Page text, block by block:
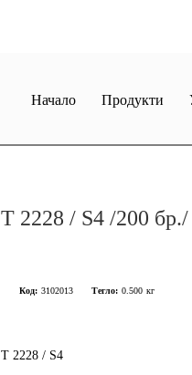
Начало Продукти
Т 2228 / S4 /200 бр./
Код: 3102013 Тегло: 0.500 кг
Т 2228 / S4